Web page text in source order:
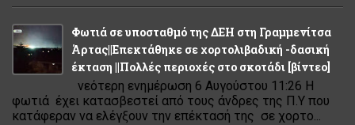
Φωτιά σε υποσταθμό της ΔΕΗ στη Γραμμενίτσα
Άρτας||Επεκτάθηκε σε χορτολιβαδική -δασική
έκταση ||Πολλές περιοχές στο σκοτάδι [βίντεο]
νεότερη ενημέρωση 6 Αυγούστου 11:26 Η
φωτιά έχει κατασβεστεί από τους άνδρες της Π.Υ που
κατάφεραν να ελέγξουν την επέκτασή της σε χορτο...